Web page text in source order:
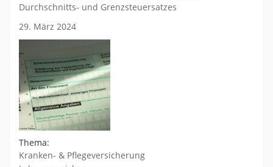
Durchschnitts- und Grenzsteuersatzes
29. März 2024
Thema:
Kranken- & Pflegeversicherung